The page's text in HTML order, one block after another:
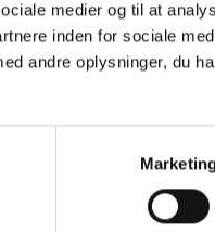
medier og til at
inden for sociale
andre oplysninger, du
han er god til
sætter nye tanker
/ Dansk
samt supervisor.
sundt til. Vi